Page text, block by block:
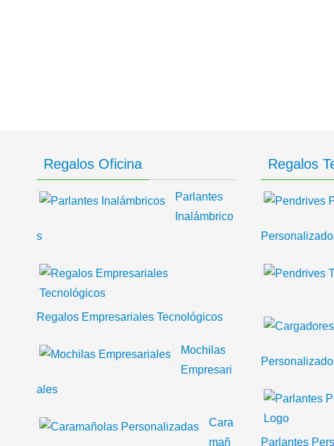
Regalos Oficina
Parlantes
Inalámbrico
s
Regalos Empresariales Tecnológicos
Mochilas
Empresari
ales
Cara
mañ
Regalos
Parlantes